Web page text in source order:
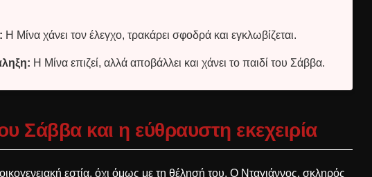
Η Μίνα χάνει τον έλεγχο, τρακάρει σφοδρά και εγκλωβίζεται.
Η Μίνα επιζεί, αλλά αποβάλλει και χάνει το παιδί του Σάββα.
Σάββα και η εύθραυστη εκεχειρία
εστία, όχι όμως με τη θέλησή του. Ο Νταγιάννος, σκληρός